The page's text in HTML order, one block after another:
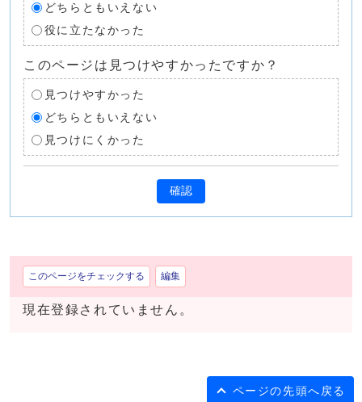
どちらともいえない
役に立たなかった
このページは見つけやすかったですか？
見つけやすかった
どちらともいえない
見つけにくかった
確認
このページをチェックする 編集
現在登録されていません。
ページの先頭へ戻る